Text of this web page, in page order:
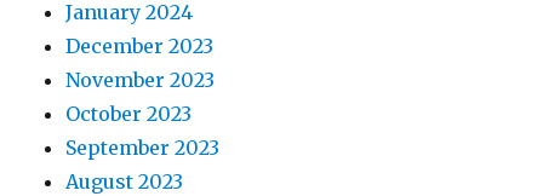
January 2024
December 2023
November 2023
October 2023
September 2023
August 2023